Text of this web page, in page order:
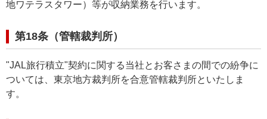
地ワテラスタワー）等が収納業務を行います。
第18条（管轄裁判所）
"JAL旅行積立"契約に関する当社とお客さまの間での紛争に
ついては、東京地方裁判所を合意管轄裁判所といたしま
す。